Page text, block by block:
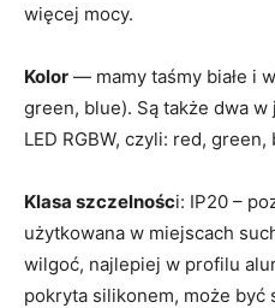
więcej mocy.
Kolor — mamy taśmy białe i
green, blue). Są także dwa
LED RGBW, czyli: red,
Klasa szczelności: IP20 –
użytkowana w miejscach
wilgoć, najlepiej w profilu
pokryta silikonem, może być